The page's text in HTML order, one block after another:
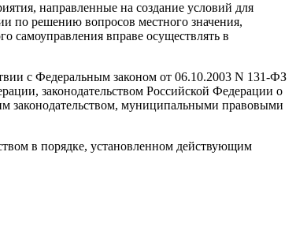
направленные на создание условий для
по решению вопросов местного значения,
самоуправления вправе осуществлять в
с Федеральным законом от 06.10.2003 N 131-ФЗ
законодательством Российской Федерации о
законодательством, муниципальными правовыми
в порядке, установленном действующим